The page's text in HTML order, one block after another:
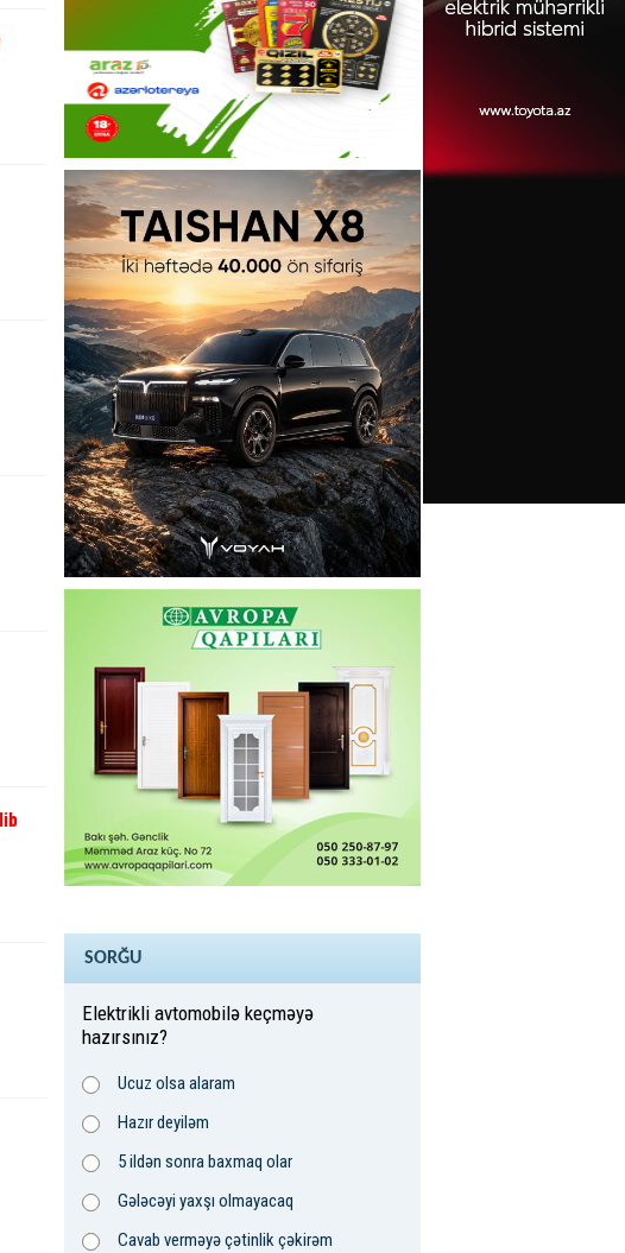
SORĞU
Elektrikli avtomobilə keçməyə
hazırsınız?
Ucuz olsa alaram
Hazır deyiləm
5 ildən sonra baxmaq olar
Gələcəyi yaxşı olmayacaq
Cavab verməyə çətinlik çəkirəm